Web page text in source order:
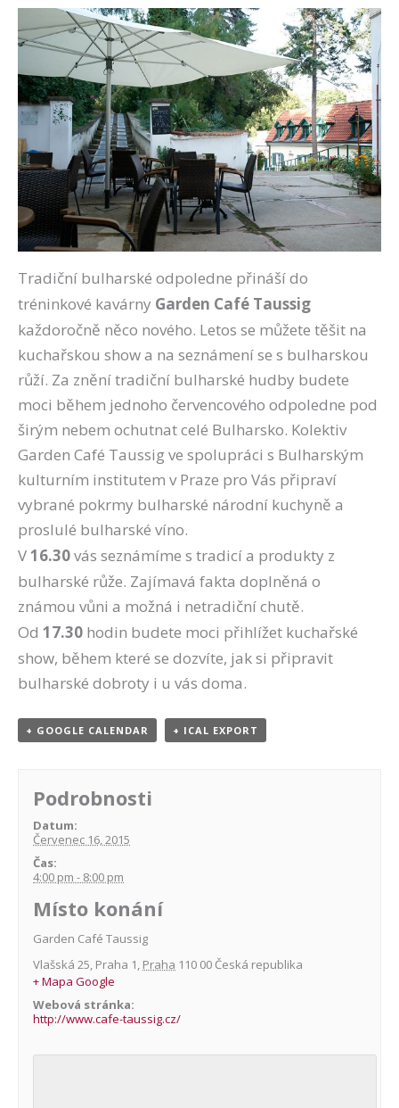
Navigace
pro
akce
Tradiční bulharské odpoledne přináší do
tréninkové kavárny Garden Café Taussig
každoročně něco nového. Letos se můžete těšit na
kuchařskou show a na seznámení se s bulharskou
růží. Za znění tradiční bulharské hudby budete
moci během jednoho červencového odpoledne pod
širým nebem ochutnat celé Bulharsko. Kolektiv
Garden Café Taussig ve spolupráci s Bulharským
kulturním institutem v Praze pro Vás připraví
vybrané pokrmy bulharské národní kuchyně a
proslulé bulharské víno.
V16.30vás seznámíme s tradicí a produkty z
bulharské růže. Zajímavá fakta doplněná o
známou vůni a možná i netradiční chutě.
Od 17.30 hodin budete moci přihlížet kuchařské
show, během které se dozvíte, jak si připravit
bulharské dobroty i u vás doma.
+ GOOGLE CALENDAR + ICAL EXPORT
Podrobnosti
Datum:
Červenec 16, 2015
Čas:
4:00 pm - 8:00 pm
Místo konání
Garden Café Taussig
Vlašská 25, Praha 1, Praha 110 00 Česká republika
+ Mapa Google
Webová stránka:
http://www.cafe-taussig.cz/